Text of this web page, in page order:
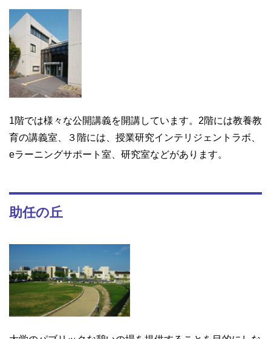
1階では様々な公開講義を開講しています。2階には教養教
育の講義室、３階には、授業研究インテリジェントラボ、
eラーニングサポート室、研究室などがあります。
助任の丘